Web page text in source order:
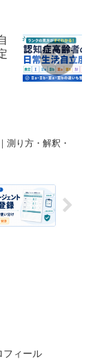
測り方・解釈・
フィール